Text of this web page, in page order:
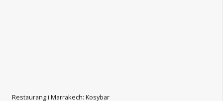
Restaurang i Marrakech: Kosybar